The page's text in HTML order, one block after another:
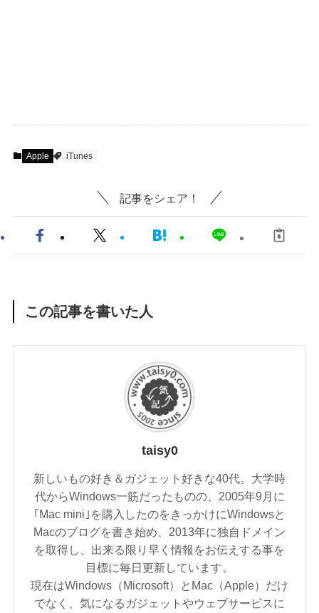
Apple iTunes
記事をシェア！
この記事を書いた人
taisy0
新しいもの好き＆ガジェット好きな40代。大学時
代からWindows一筋だったものの、2005年9月に
｢Mac mini｣を購入したのをきっかけにWindowsと
Macのブログを書き始め、2013年に独自ドメイン
を取得し、出来る限り早く情報をお伝えする事を
目標に毎日更新しています。
現在はWindows（Microsoft）とMac（Apple）だけ
でなく、気になるガジェットやウェブサービスに